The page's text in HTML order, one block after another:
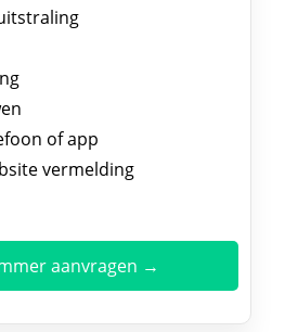
of app
vermelding
aanvragen →